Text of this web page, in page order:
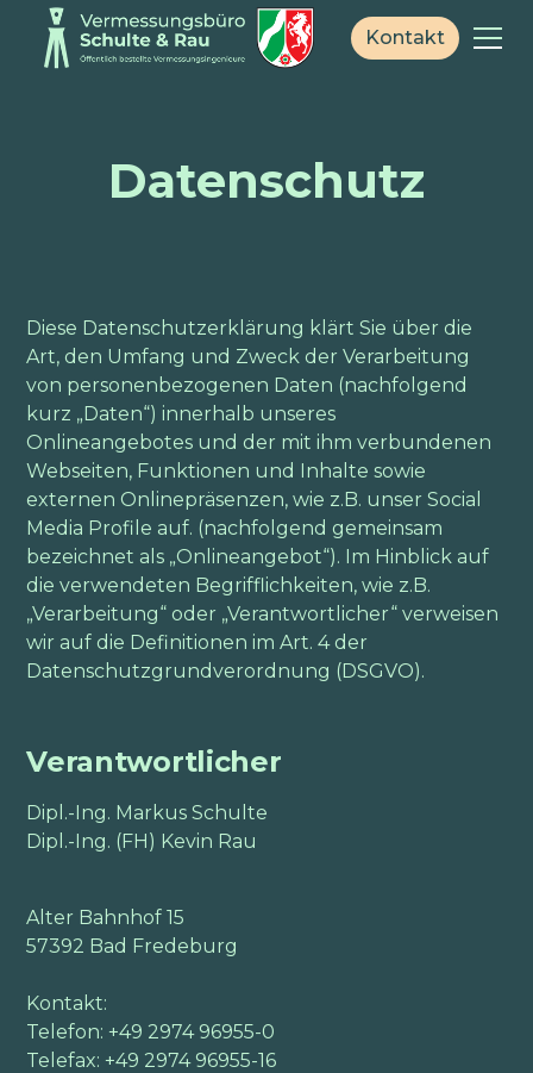
Kontakt
Datenschutz
Diese Datenschutzerklärung klärt Sie über die
Art, den Umfang und Zweck der Verarbeitung
von personenbezogenen Daten (nachfolgend
kurz „Daten“) innerhalb unseres
Onlineangebotes und der mit ihm verbundenen
Webseiten, Funktionen und Inhalte sowie
externen Onlinepräsenzen, wie z.B. unser Social
Media Profile auf. (nachfolgend gemeinsam
bezeichnet als „Onlineangebot“). Im Hinblick auf
die verwendeten Begrifflichkeiten, wie z.B.
„Verarbeitung“ oder „Verantwortlicher“ verweisen
wir auf die Definitionen im Art. 4 der
Datenschutzgrundverordnung (DSGVO).
Verantwortlicher
Dipl.-Ing. Markus Schulte
Dipl.-Ing. (FH) Kevin Rau
Alter Bahnhof 15
57392 Bad Fredeburg
Kontakt:
Telefon: +49 2974 96955-0
Telefax: +49 2974 96955-16